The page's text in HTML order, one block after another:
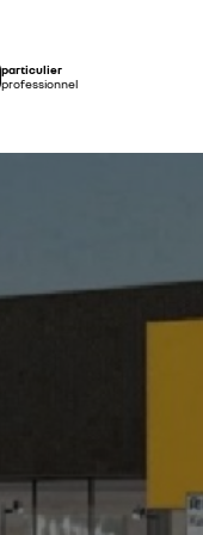
particulier
professionnel